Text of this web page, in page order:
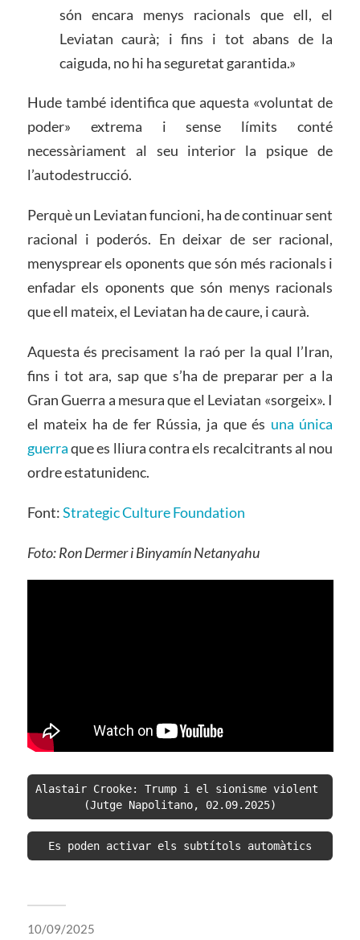
són encara menys racionals que ell, el
Leviatan caurà; i fins i tot abans de la
caiguda, no hi ha seguretat garantida.»
Hude també identifica que aquesta «voluntat de
poder» extrema i sense límits conté
necessàriament al seu interior la psique de
l’autodestrucció.
Perquè un Leviatan funcioni, ha de continuar sent
racional i poderós. En deixar de ser racional,
menysprear els oponents que són més racionals i
enfadar els oponents que són menys racionals
que ell mateix, el Leviatan ha de caure, i caurà.
Aquesta és precisament la raó per la qual l’Iran,
fins i tot ara, sap que s’ha de preparar per a la
Gran Guerra a mesura que el Leviatan «sorgeix». I
el mateix ha de fer Rússia, ja que és una única
guerraque es lliura contra els recalcitrants al nou
ordre estatunidenc.
Font:Strategic Culture Foundation
Foto: Ron Dermer i Binyamín Netanyahu
Alastair Crooke: Trump i el sionisme violent
(Jutge Napolitano, 02.09.2025)
Es poden activar els subtítols automàtics
10/09/2025